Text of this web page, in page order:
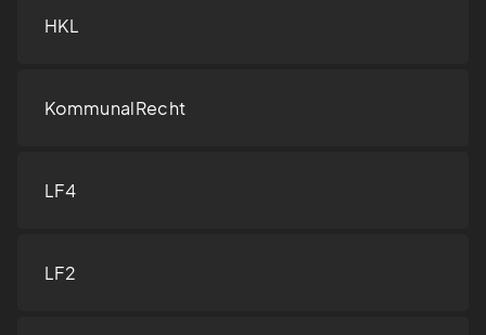
HKL
KommunalRecht
LF4
LF2